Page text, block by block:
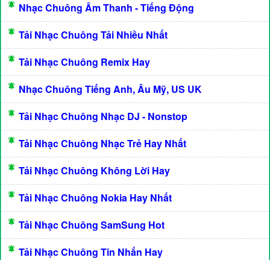
Nhạc Chuông Âm Thanh - Tiếng Động
Tải Nhạc Chuông Tải Nhiều Nhất
Tải Nhạc Chuông Remix Hay
Nhạc Chuông Tiếng Anh, Âu Mỹ, US UK
Tải Nhạc Chuông Nhạc DJ - Nonstop
Tải Nhạc Chuông Nhạc Trẻ Hay Nhất
Tải Nhạc Chuông Không Lời Hay
Tải Nhạc Chuông Nokia Hay Nhất
Tải Nhạc Chuông SamSung Hot
Tải Nhạc Chuông Tin Nhắn Hay